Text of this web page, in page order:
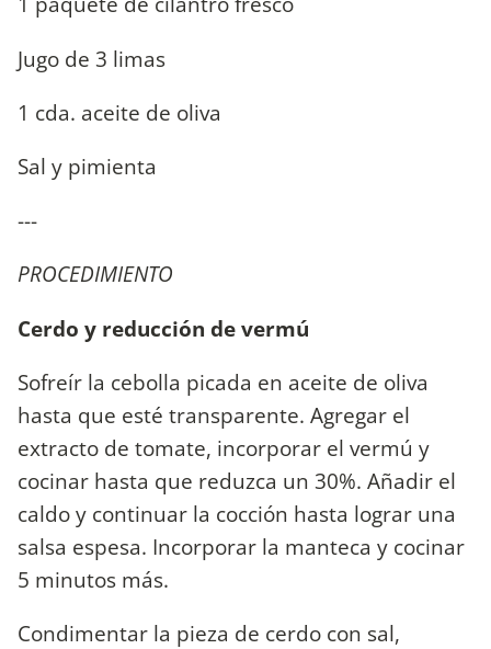
Jugo de 3 limas
1 cda. aceite de oliva
Sal y pimienta
---
PROCEDIMIENTO
Cerdo y reducción de vermú
Sofreír la cebolla picada en aceite de oliva
hasta que esté transparente. Agregar el
extracto de tomate, incorporar el vermú y
cocinar hasta que reduzca un 30%. Añadir el
caldo y continuar la cocción hasta lograr una
salsa espesa. Incorporar la manteca y cocinar
5 minutos más.
Condimentar la pieza de cerdo con sal,